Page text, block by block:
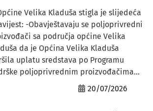
Velika Kladuša stigla je slijedeća
-Obavještavaju se poljoprivredni
sa područja općine Velika
da je Općina Velika Kladuša
uplatu sredstava po Programu
poljoprivrednim proizvođačima...
20/07/2026